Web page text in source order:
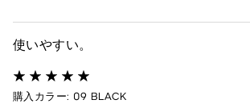
使いやすい。
購入カラー: 09 BLACK